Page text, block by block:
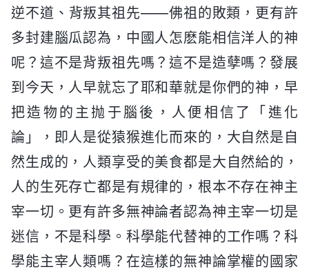
逆不道、背叛其祖先——佛祖的敗類，更有許
多封建腦瓜認為，中國人怎麽能相信洋人的神
呢？這不是背叛祖先嗎？這不是造孽嗎？發展
到今天，人早就忘了耶和華就是你們的神，早
把造物的主抛于腦後，人便相信了「進化
論」，即人是從猿猴進化而來的，大自然是自
然生成的，人類享受的美食都是大自然給的，
人的生死存亡都是有規律的，根本不存在神主
宰一切。更有許多無神論者認為神主宰一切是
迷信，不是科學。科學能代替神的工作嗎？科
學能主宰人類嗎？在這樣的無神論掌權的國家